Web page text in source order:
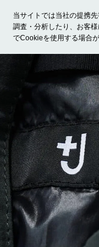
当サイトでは当社の提携
調査・分析したり、お客
でCookieを使用する場合が
ホーム モデル募集